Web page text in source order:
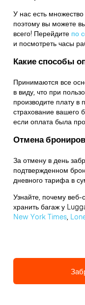
У нас есть
поэтому вы можете
всего! Перейдите по
и посмотреть часы
Какие способы
Принимаются все
в виду, что при
производите плату в
страхование вашего
если оплата была
Отмена
За отмену в день
подтвержденном
дневного тарифа в
Узнайте, почему веб-
хранить багаж у
New York Times,